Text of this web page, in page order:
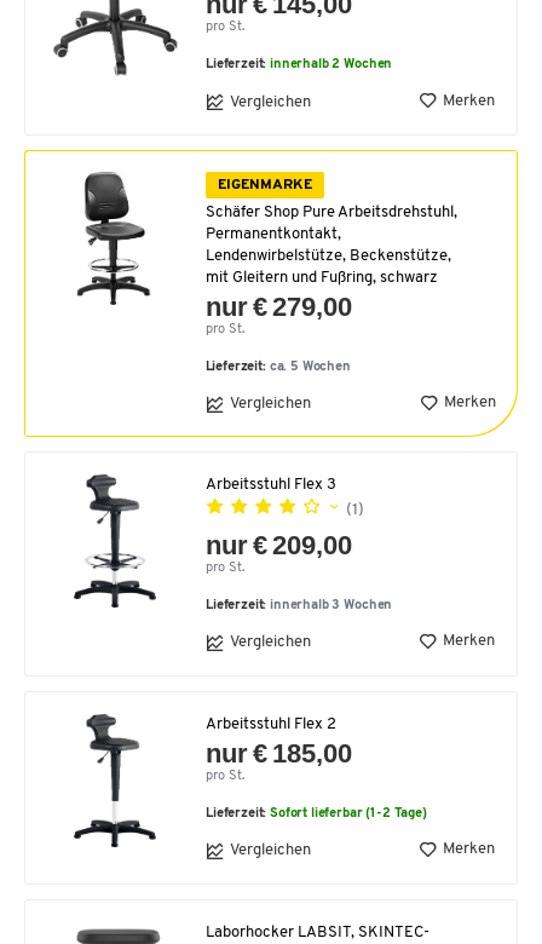
pro St.
Lieferzeit:innerhalb 2 Wochen
Vergleichen Merken
EIGENMARKE
Schäfer Shop Pure Arbeitsdrehstuhl,
Permanentkontakt,
Lendenwirbelstütze, Beckenstütze,
mit Gleitern und Fußring, schwarz
nur € 279,00
pro St.
Lieferzeit: ca. 5 Wochen
Vergleichen Merken
Arbeitsstuhl Flex 3
(1)
nur € 209,00
pro St.
Lieferzeit: innerhalb 3 Wochen
Vergleichen Merken
Arbeitsstuhl Flex 2
nur € 185,00
pro St.
Lieferzeit:Sofort lieferbar (1-2 Tage)
Vergleichen Merken
Laborhocker LABSIT, SKINTEC-